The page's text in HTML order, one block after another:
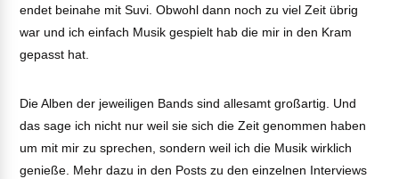
endet beinahe mit Suvi. Obwohl dann noch zu viel Zeit übrig
war und ich einfach Musik gespielt hab die mir in den Kram
gepasst hat.
Die Alben der jeweiligen Bands sind allesamt großartig. Und
das sage ich nicht nur weil sie sich die Zeit genommen haben
um mit mir zu sprechen, sondern weil ich die Musik wirklich
genieße. Mehr dazu in den Posts zu den einzelnen Interviews